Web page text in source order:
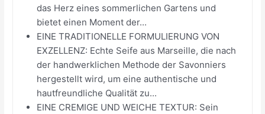
das Herz eines sommerlichen Gartens und
bietet einen Moment der...
EINE TRADITIONELLE FORMULIERUNG VON
EXZELLENZ: Echte Seife aus Marseille, die nach
der handwerklichen Methode der Savonniers
hergestellt wird, um eine authentische und
hautfreundliche Qualität zu...
EINE CREMIGE UND WEICHE TEXTUR: Sein